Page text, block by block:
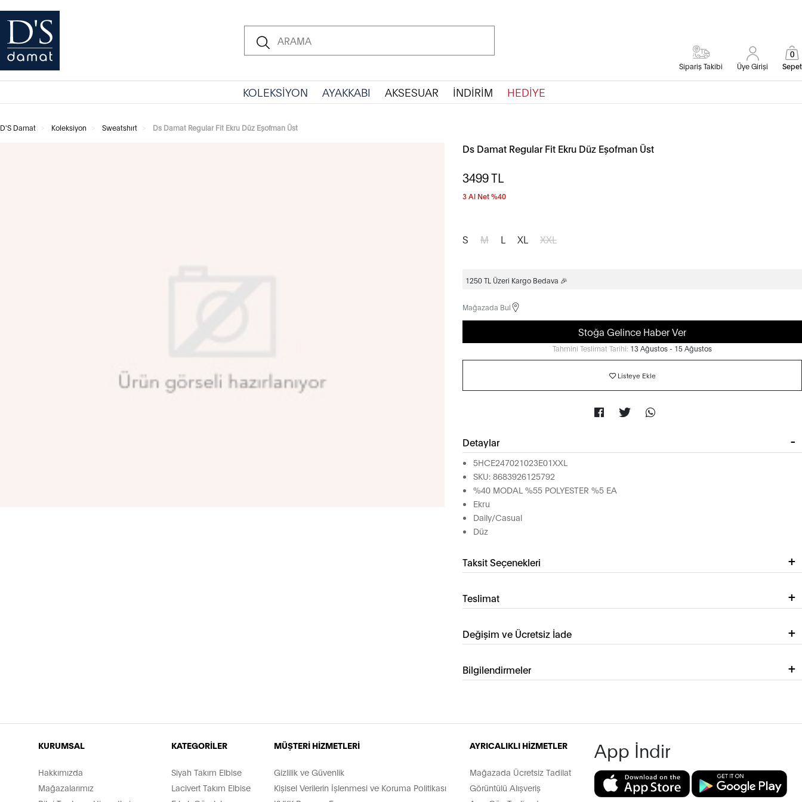
Sipariş Takibi Üye Girişi Sepet
0
KOLEKSİYON AYAKKABI AKSESUAR İNDİRİM HEDİYE
D'S Damat Koleksiyon Sweatshırt Ds Damat Regular Fit Ekru Düz Eşofman Üst
Ds Damat Regular Fit Ekru Düz Eşofman Üst
3499TL
3 Al Net %40
S M L XL XXL
1250 TL Üzeri Kargo Bedava 🎉
Mağazada Bul
Stoğa Gelince Haber Ver
Tahmini Teslimat Tarihi: 13 Ağustos - 15 Ağustos
Listeye Ekle
Detaylar
5HCE247021023E01XXL
SKU: 8683926125792
%40 MODAL %55 POLYESTER %5 EA
Ekru
Daily/Casual
Düz
Taksit Seçenekleri
Teslimat
Değişim ve Ücretsiz İade
Bilgilendirmeler
KURUMSAL
Hakkımızda
Mağazalarımız
KATEGORİLER
Siyah Takım Elbise
Lacivert Takım Elbise
MÜŞTERİ HİZMETLERİ
Gizlilik ve Güvenlik
Kişisel Verilerin İşlenmesi ve Koruma Politikası
AYRICALIKLI HİZMETLER
Mağazada Ücretsiz Tadilat
Görüntülü Alışveriş
App İndir